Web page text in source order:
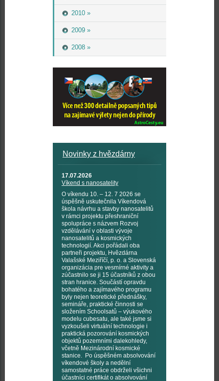
2010 »
2009 »
2008 »
Novinky z hvězdárny
17.07.2026
Víkend s nanosatelity
O víkendu 10. – 12. 7 2026 se
úspěšně uskutečnila Víkendová
škola návrhu a stavby nanosatelitů
v rámci projektu přeshraniční
spolupráce s názvem Rozvoj
vzdělávání v oblasti vývoje
nanosatelitů a kosmických
technologií. Akci pořádali oba
partneři projektu, Hvězdárna
Valašské Meziříčí, p. o. a Slovenská
organizácia pre vesmírné aktivity a
zúčastnilo se ji 15 účastníků z obou
stran hranice. Součástí opravdu
bohatého a zajímavého programu
byly nejen teoretické přednášky,
semináře, praktické činnosti se
složením Schoolsatů – výukového
modelu cubesatu, ale také jsme si
vyzkoušeli virtuální technologie i
praktická pozorování kosmických
objektů pozemními dalekohledy,
včetně Mezinárodní kosmické
stanice. Po úspěšném absolvování
víkendové školy a nedělní
samostatné práce obdrželi všichni
účastníci certifikát o absolvování